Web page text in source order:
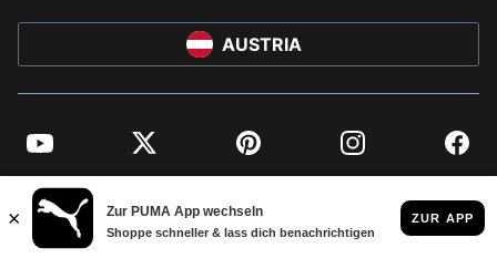
AUSTRIA
YouTube Twitter Pinterest Instagram
© PUMA EUROPE GMBH, 2026. ALLE RECHTE VORBEHALTEN
IMPRESSUM UND RECHTLICHE HINWEISE